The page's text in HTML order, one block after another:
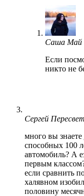
Саша Май
Если
никто не
Сергей Пересвет
много вы
способных 100
автомобиль? А
первым
если сравнить
халявном
половину